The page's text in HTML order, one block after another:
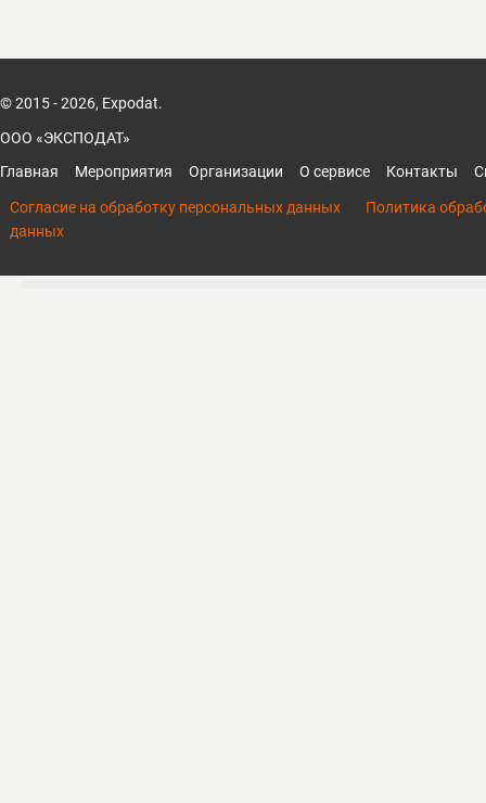
© 2015 - 2026, Expodat.
ООО «ЭКСПОДАТ»
Главная
Мероприятия Организации О сервисе Контакты
Согласие на обработку персональных данных
Политика
данных